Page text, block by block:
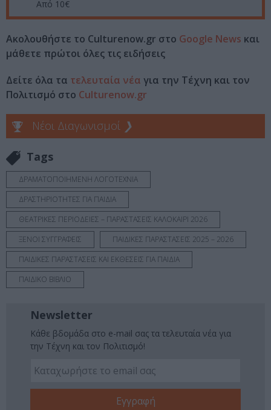
Από 10€
Ακολουθήστε το Culturenow.gr στο Google News και
μάθετε πρώτοι όλες τις ειδήσεις
Δείτε όλα τα τελευταία νέα για την Τέχνη και τον
Πολιτισμό στο Culturenow.gr
Νέοι Διαγωνισμοί ❯
Tags
ΔΡΑΜΑΤΟΠΟΙΗΜΕΝΗ ΛΟΓΟΤΕΧΝΙΑ
ΔΡΑΣΤΗΡΙΟΤΗΤΕΣ ΓΙΑ ΠΑΙΔΙΑ
ΘΕΑΤΡΙΚΕΣ ΠΕΡΙΟΔΕΙΕΣ – ΠΑΡΑΣΤΑΣΕΙΣ ΚΑΛΟΚΑΙΡΙ 2026
ΞΕΝΟΙ ΣΥΓΓΡΑΦΕΙΣ
ΠΑΙΔΙΚΕΣ ΠΑΡΑΣΤΑΣΕΙΣ 2025 – 2026
ΠΑΙΔΙΚΕΣ ΠΑΡΑΣΤΑΣΕΙΣ ΚΑΙ ΕΚΘΕΣΕΙΣ ΓΙΑ ΠΑΙΔΙΑ
ΠΑΙΔΙΚΟ ΒΙΒΛΙΟ
Newsletter
Κάθε βδομάδα στο e-mail σας τα τελευταία νέα για
την Τέχνη και τον Πολιτισμό!